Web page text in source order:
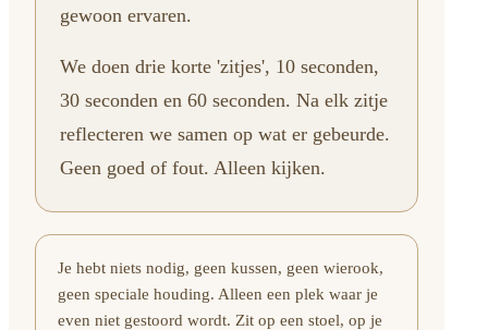
gewoon ervaren.
We doen drie korte 'zitjes', 10 seconden,
30 seconden en 60 seconden. Na elk zitje
reflecteren we samen op wat er gebeurde.
Geen goed of fout. Alleen kijken.
Je hebt niets nodig, geen kussen, geen wierook,
geen speciale houding. Alleen een plek waar je
even niet gestoord wordt. Zit op een stoel, op je